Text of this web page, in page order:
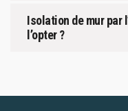
Isolation de mur par
l’opter ?